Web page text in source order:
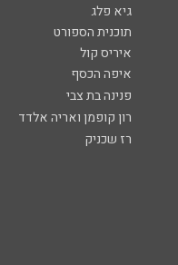
גיא פלג
תוכנית הספורט
איריס קול
איפה הכסף
פנינה בת צבי
רון קופמן ואריה אלדד
רז שכניק